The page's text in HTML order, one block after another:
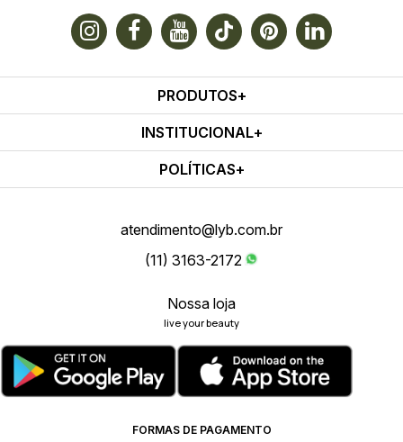
PRODUTOS
INSTITUCIONAL
POLÍTICAS
atendimento@lyb.com.br
(11) 3163-2172
Nossa loja
live your beauty
FORMAS DE PAGAMENTO